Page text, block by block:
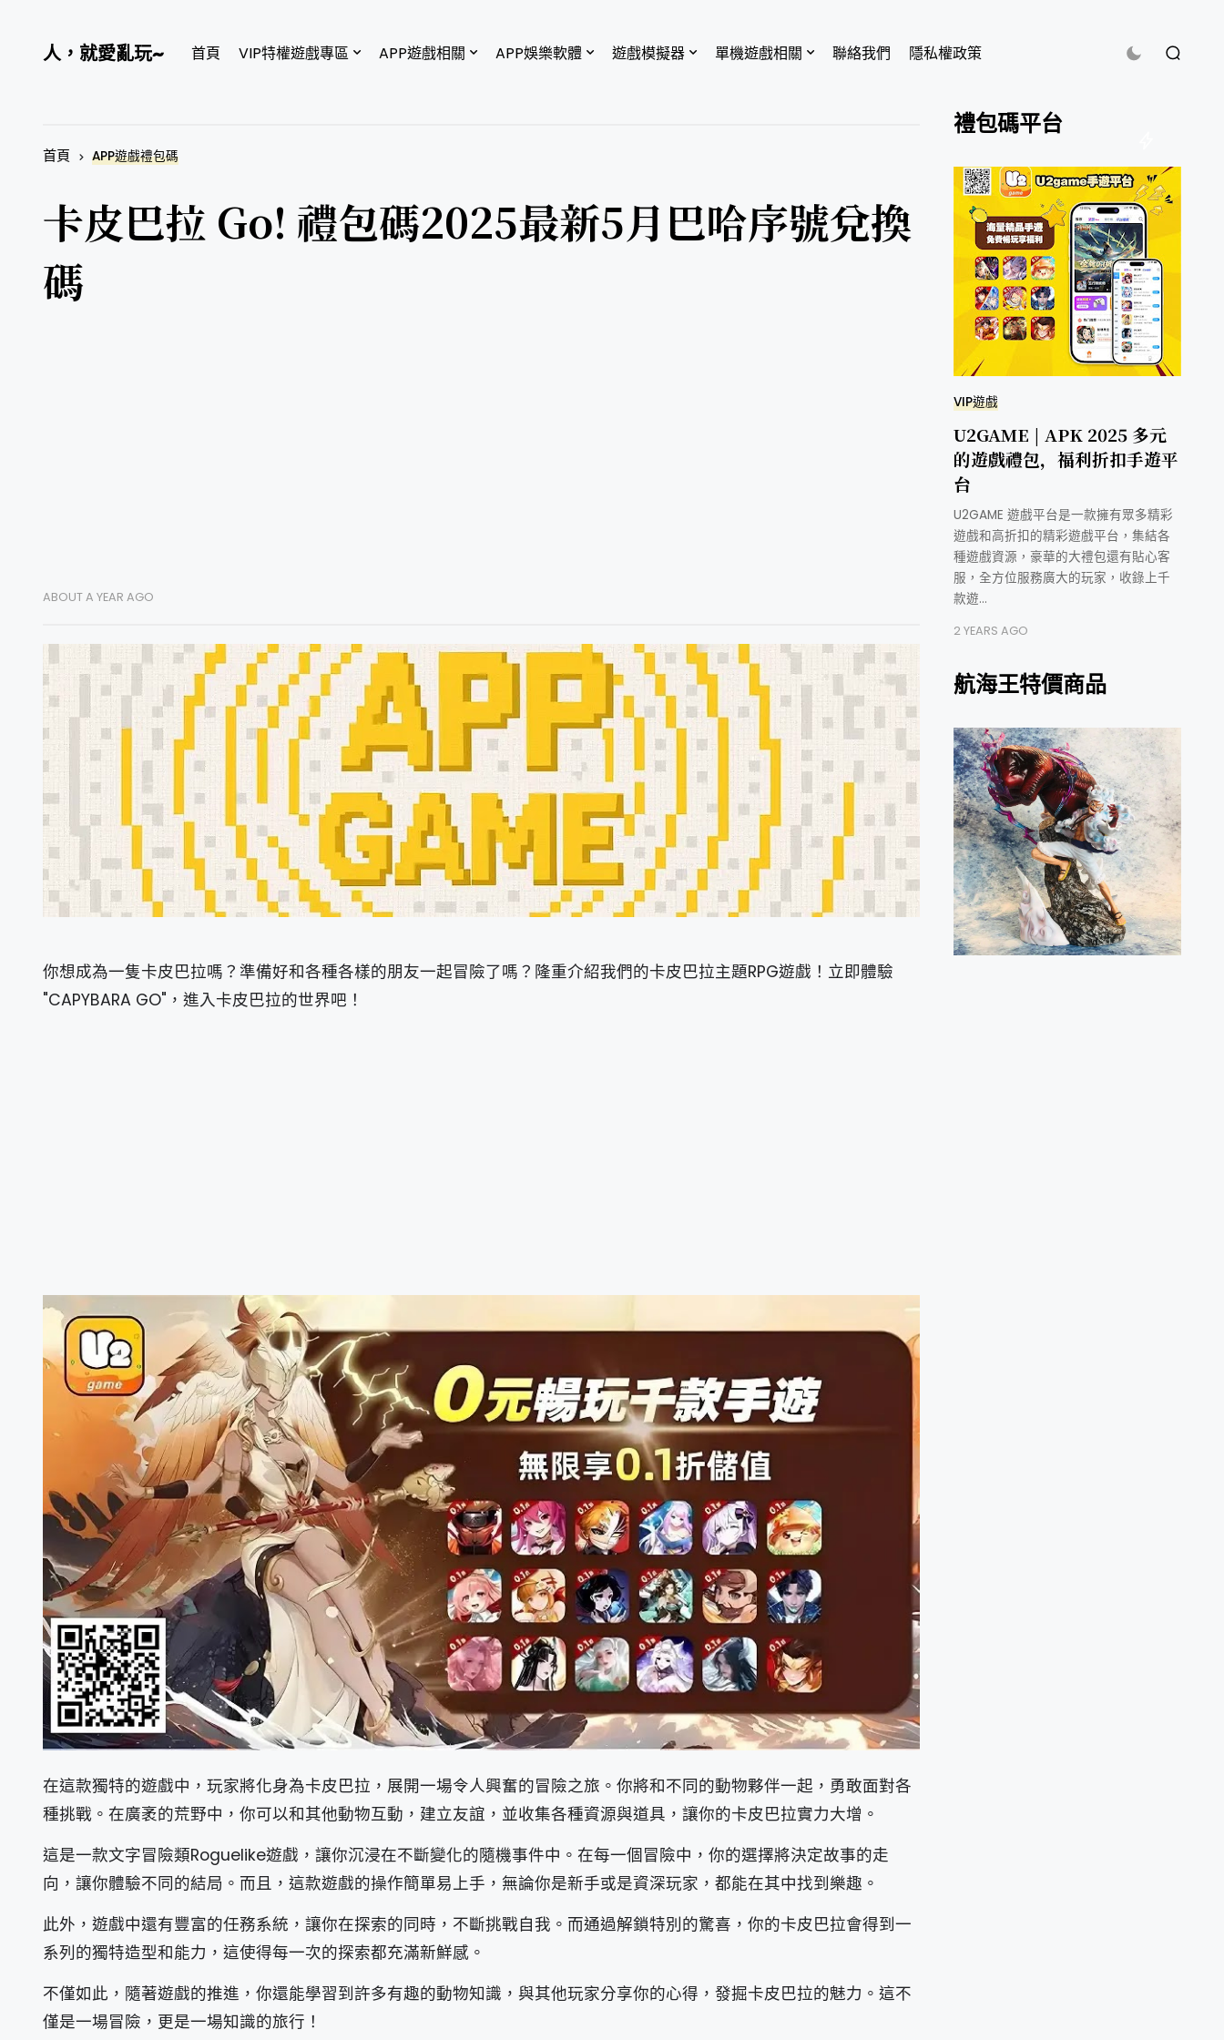
人，就愛亂玩~ 首頁 VIP特權遊戲專區 APP遊戲相關 APP娛樂軟體 遊戲模擬器 單機遊戲相關 聯絡我們 隱私權政策
首頁 APP遊戲禮包碼
卡皮巴拉 Go! 禮包碼2025最新5月巴哈序號兌換
碼
ABOUT A YEAR AGO
你想成為一隻卡皮巴拉嗎？準備好和各種各樣的朋友一起冒險了嗎？隆重介紹我們的卡皮巴拉主題RPG遊戲！立即體驗
"CAPYBARA GO"，進入卡皮巴拉的世界吧！
在這款獨特的遊戲中，玩家將化身為卡皮巴拉，展開一場令人興奮的冒險之旅。你將和不同的動物夥伴一起，勇敢面對各
種挑戰。在廣袤的荒野中，你可以和其他動物互動，建立友誼，並收集各種資源與道具，讓你的卡皮巴拉實力大增。
這是一款文字冒險類Roguelike遊戲，讓你沉浸在不斷變化的隨機事件中。在每一個冒險中，你的選擇將決定故事的走
向，讓你體驗不同的結局。而且，這款遊戲的操作簡單易上手，無論你是新手或是資深玩家，都能在其中找到樂趣。
此外，遊戲中還有豐富的任務系統，讓你在探索的同時，不斷挑戰自我。而通過解鎖特別的驚喜，你的卡皮巴拉會得到一
系列的獨特造型和能力，這使得每一次的探索都充滿新鮮感。
不僅如此，隨著遊戲的推進，你還能學習到許多有趣的動物知識，與其他玩家分享你的心得，發掘卡皮巴拉的魅力。這不
僅是一場冒險，更是一場知識的旅行！
禮包碼平台
VIP遊戲
U2GAME | APK 2025 多元
的遊戲禮包，福利折扣手遊平
台
U2GAME 遊戲平台是一款擁有眾多精彩
遊戲和高折扣的精彩遊戲平台，集結各
種遊戲資源，豪華的大禮包還有貼心客
服，全方位服務廣大的玩家，收錄上千
款遊…
2 YEARS AGO
航海王特價商品